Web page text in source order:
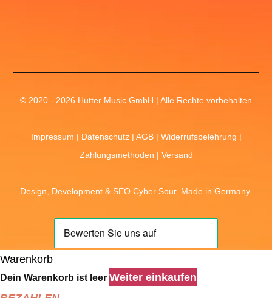
© 2020 - 2026 Hutter Music GmbH | Alle Rechte vorbehalten
Impressum | Datenschutz| AGB| Widerrufsbelehrung |
Zahlungsmethoden | Versand
Design, Development & SEO Cyber Sour. Made in Germany.
Warenkorb
Dein Warenkorb ist leer Weiter einkaufen